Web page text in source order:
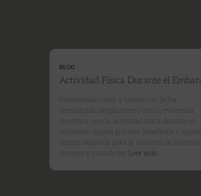
BLOG
Actividad Física Durante el
Recomendaciones y beneficios: Se ha
demostrado ampliamente con la evidencia
científica, que la actividad física durante el
embarazo aporta grandes beneficios y supone
riesgos mínimos para la mayoría de las
siempre y cuando no
Leer más